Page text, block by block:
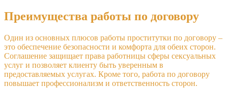
Преимущества работы по договору
Один из основных плюсов работы проститутки по договору –
это обеспечение безопасности и комфорта для обеих сторон.
Соглашение защищает права работницы сферы сексуальных
услуг и позволяет клиенту быть уверенным в
предоставляемых услугах. Кроме того, работа по договору
повышает профессионализм и ответственность сторон.